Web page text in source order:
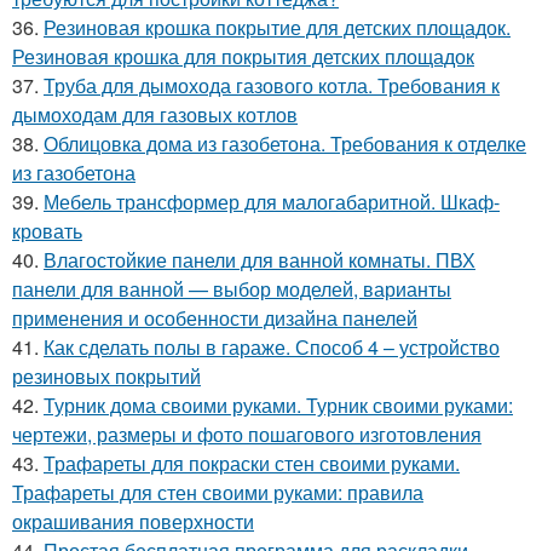
36. Резиновая крошка покрытие для детских площадок.
Резиновая крошка для покрытия детских площадок
37. Труба для дымохода газового котла. Требования к
дымоходам для газовых котлов
38. Облицовка дома из газобетона. Требования к отделке
из газобетона
39. Мебель трансформер для малогабаритной. Шкаф-
кровать
40. Влагостойкие панели для ванной комнаты. ПВХ
панели для ванной — выбор моделей, варианты
применения и особенности дизайна панелей
41. Как сделать полы в гараже. Способ 4 – устройство
резиновых покрытий
42. Турник дома своими руками. Турник своими руками:
чертежи, размеры и фото пошагового изготовления
43. Трафареты для покраски стен своими руками.
Трафареты для стен своими руками: правила
окрашивания поверхности